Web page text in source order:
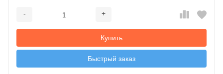
- +
Купить
Быстрый заказ